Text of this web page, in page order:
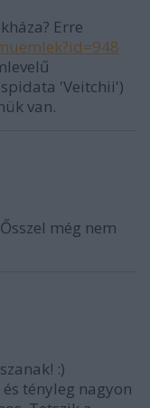
Erre
'Veitchii')
van.
még nem
:)
tényleg nagyon